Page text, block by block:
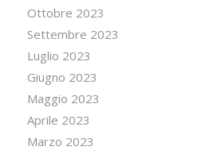
Ottobre 2023
Settembre 2023
Luglio 2023
Giugno 2023
Maggio 2023
Aprile 2023
Marzo 2023